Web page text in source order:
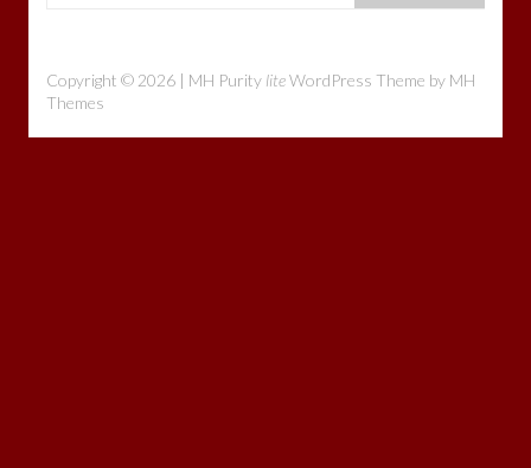
Copyright © 2026 | MH Purity liteWordPress Theme by MH
Themes